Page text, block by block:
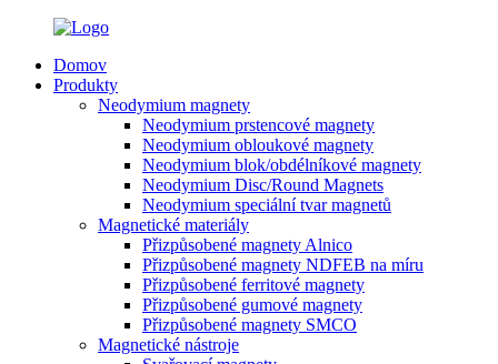
Domov
Produkty
Neodymium magnety
Neodymium prstencové magnety
Neodymium obloukové magnety
Neodymium blok/obdélníkové magnety
Neodymium Disc/Round Magnets
Neodymium speciální tvar magnetů
Magnetické materiály
Přizpůsobené magnety Alnico
Přizpůsobené magnety NDFEB na míru
Přizpůsobené ferritové magnety
Přizpůsobené gumové magnety
Přizpůsobené magnety SMCO
Magnetické nástroje